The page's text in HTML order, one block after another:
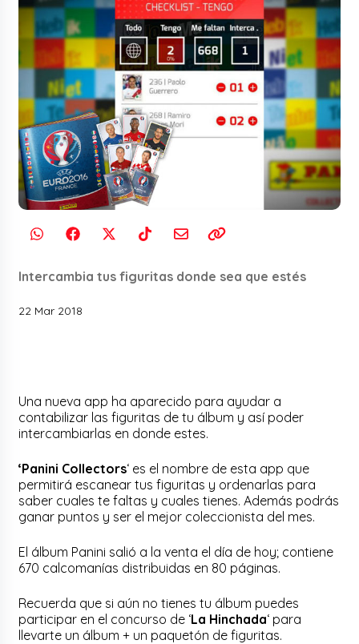
Intercambia tus figuritas donde sea que estés
22 Mar 2018
Una nueva app ha aparecido para ayudar a
contabilizar las figuritas de tu álbum y así poder
intercambiarlas en donde estes.
‘Panini Collectors‘ es el nombre de esta app que
permitirá escanear tus figuritas y ordenarlas para
saber cuales te faltas y cuales tienes. Además podrás
ganar puntos y ser el mejor coleccionista del mes.
El álbum Panini salió a la venta el día de hoy; contiene
670 calcomanías distribuidas en 80 páginas.
Recuerda que si aún no tienes tu álbum puedes
participar en el concurso de ‘La Hinchada‘ para
llevarte un álbum + un paquetón de figuritas.